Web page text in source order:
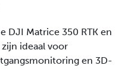
DJI Matrice 350 RTK en
ideaal voor
en 3D-